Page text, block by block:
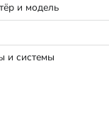
и модель
и системы